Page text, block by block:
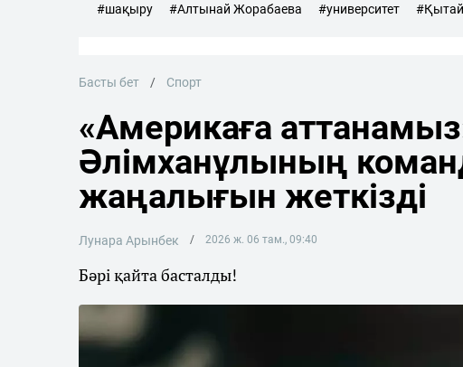
#шақыру #Алтынай Жорабаева #университет #Қытай
Басты бет Спорт
«Америкаға
Әлімханұлының
жаңалығын жеткізді
Лунара Арынбек 2026 ж. 06 там., 09:40
Бәрі қайта басталды!